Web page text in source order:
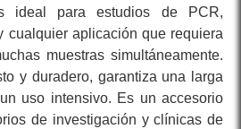
ideal para estudios de PCR,
cualquier aplicación que requiera
muestras simultáneamente.
y duradero, garantiza una larga
uso intensivo. Es un accesorio
de investigación y clínicas de